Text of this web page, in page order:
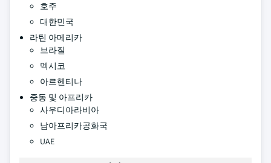
호주
대한민국
라틴 아메리카
브라질
멕시코
아르헨티나
중동 및 아프리카
사우디아라비아
남아프리카공화국
UAE